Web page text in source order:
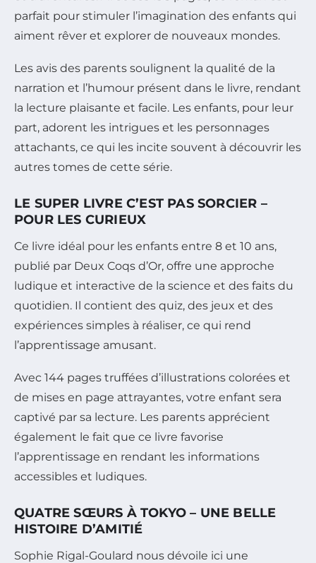
parfait pour stimuler l’imagination des enfants qui
aiment rêver et explorer de nouveaux mondes.
Les avis des parents soulignent la qualité de la
narration et l’humour présent dans le livre, rendant
la lecture plaisante et facile. Les enfants, pour leur
part, adorent les intrigues et les personnages
attachants, ce qui les incite souvent à découvrir les
autres tomes de cette série.
LE SUPER LIVRE C’EST PAS SORCIER –
POUR LES CURIEUX
Ce livre idéal pour les enfants entre 8 et 10 ans,
publié par Deux Coqs d’Or, offre une approche
ludique et interactive de la science et des faits du
quotidien. Il contient des quiz, des jeux et des
expériences simples à réaliser, ce qui rend
l’apprentissage amusant.
Avec 144 pages truffées d’illustrations colorées et
de mises en page attrayantes, votre enfant sera
captivé par sa lecture. Les parents apprécient
également le fait que ce livre favorise
l’apprentissage en rendant les informations
accessibles et ludiques.
QUATRE SŒURS À TOKYO – UNE BELLE
HISTOIRE D’AMITIÉ
Sophie Rigal-Goulard nous dévoile ici une